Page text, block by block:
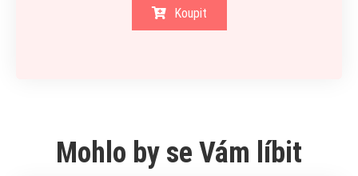
Koupit
Mohlo by se Vám líbit